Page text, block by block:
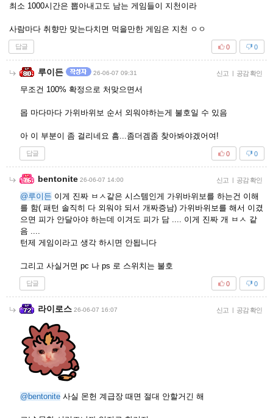
최소 1000시간은 뽑아내고도 남는 게임들이 지천이라
사람마다 취향만 맞는다치면 먹을만한 게임은 지천 ㅇㅇ
답글 0
0
루이든 26-06-07 09:31 신고 | 공감 확인
무조건 100% 확정으로 처맞으면서
몹 마다마다 가위바위보 순서 외워야하는게 불호일 수 있음
아 이 부분이 좀 걸리네요 흠...좀더겜좀 찾아봐야겠어여!
답글 0
0
bentonite 26-06-07 14:00 신고 | 공감 확인
@루이든 이게 진짜 ㅂㅅ같은 시스템인게 가위바위보를 하는건 이해
를 함( 패턴 솔직히 다 외워야 되서 개짜증남) 가위바위보를 해서 이겼
으면 피가 안달아야 하는데 이겨도 피가 담 .... 이게 진짜 개 ㅂㅅ 같
음 ....
턴제 게임이라고 생각 하시면 안됩니다
그리고 사실거면 pc 나 ps 로 스위치는 불호
답글 0
0
라이로스 26-06-07 16:07 신고 | 공감 확인
@bentonite 사실 몬헌 계급장 때면 절대 안할거긴 해